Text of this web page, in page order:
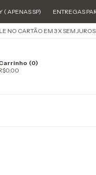
ENTREGAS PARA TODO
X SEM JUROS PARCELE NO
(0)